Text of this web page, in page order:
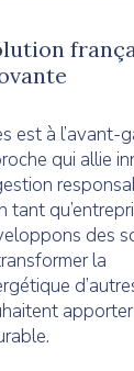
est à l’avant-
qui allie
tant
des
la